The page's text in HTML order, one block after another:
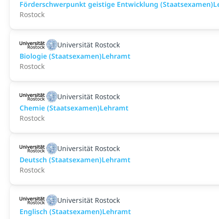
Förderschwerpunkt geistige Entwicklung
Rostock
Universität Rostock
Biologie (Staatsexamen)Lehramt
Rostock
Universität Rostock
Chemie (Staatsexamen)Lehramt
Rostock
Universität Rostock
Deutsch (Staatsexamen)Lehramt
Rostock
Universität Rostock
Englisch (Staatsexamen)Lehramt